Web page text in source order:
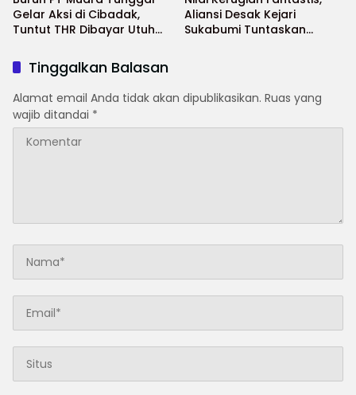
Gelar Aksi di Cibadak,
Tuntut THR Dibayar Utuh
Aliansi Desak Kejari
Sukabumi Tuntaskan
Tinggalkan Balasan
Alamat email Anda tidak akan dipublikasikan. Ruas yang
wajib ditandai *